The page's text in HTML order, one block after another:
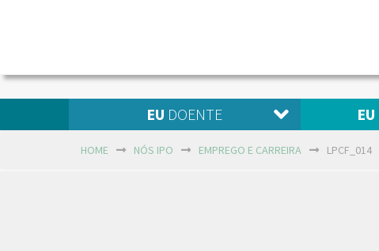
EU DOENTE EU
HOME NÓS IPO EMPREGO E CARREIRA LPCF_014